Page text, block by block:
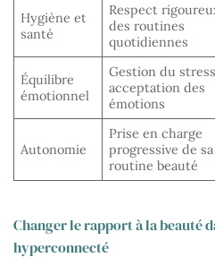
Hygiène et
santé
Respect
des routines
quotidiennes
Équilibre
émotionnel
Gestion du
acceptation des
émotions
Autonomie
Prise en charge
progressive de sa
routine beauté
Changer le rapport à la beauté
hyperconnecté